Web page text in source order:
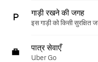
गाड़ी रखने की जगह
इस गाड़ी को किसी सुरक्षित
पात्र सेवाएँ
Uber Go